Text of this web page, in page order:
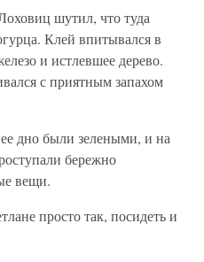
шутил, что туда
Клей впитывался в
и истлевшее дерево.
с приятным запахом
дно были зелеными, и на
бережно
вещи.
просто так, посидеть и